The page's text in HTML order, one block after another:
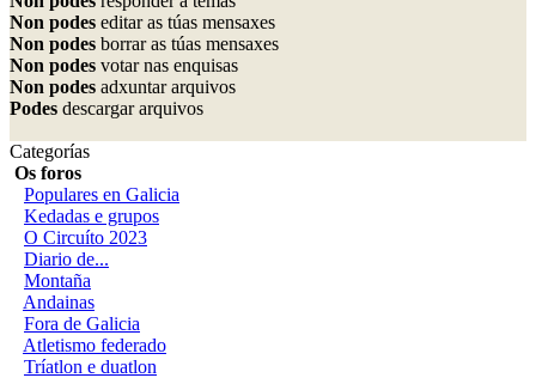
Non podes editar as túas mensaxes
Non podes borrar as túas mensaxes
Non podes votar nas enquisas
Non podes adxuntar arquivos
Podes descargar arquivos
Categorías
Os foros
Populares en Galicia
Kedadas e grupos
O Circuíto 2023
Diario de...
Montaña
Andainas
Fora de Galicia
Atletismo federado
Tríatlon e duatlon